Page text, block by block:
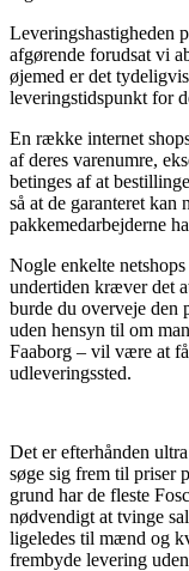
Leveringshastigheden
afgørende forudsat vi
øjemed er det
leveringstidspunkt for
En række internet
af deres varenumre,
betinges af at
så at de garanteret kan
pakkemedarbejderne
Nogle enkelte
undertiden kræver det
burde du overveje den
uden hensyn til om
Faaborg – vil være at
udleveringssted.
Det er efterhånden
søge sig frem til priser
grund har de fleste
nødvendigt at tvinge
ligeledes til mænd og
frembyde levering